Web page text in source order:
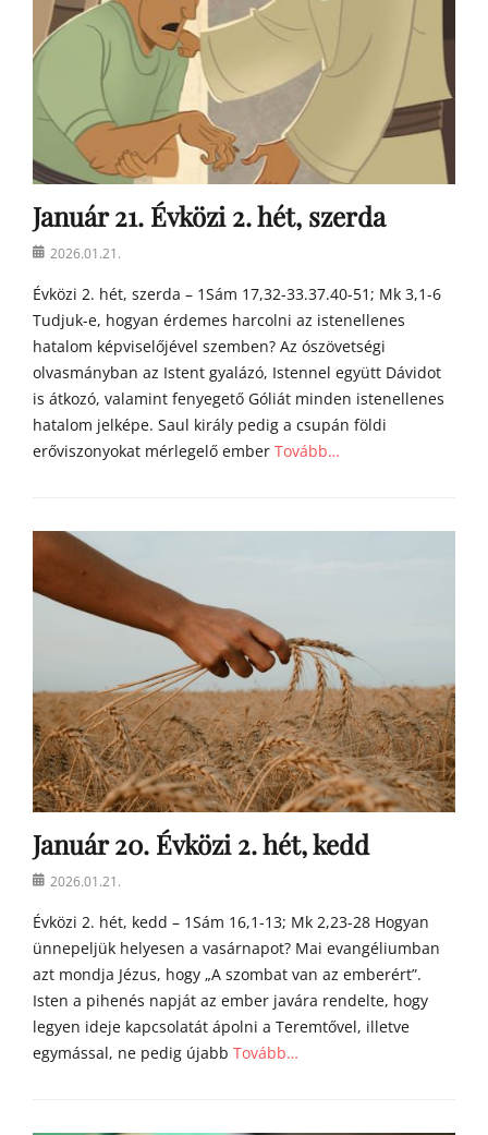
y
h
o
í
l
i
á
i
Január 21. Évközi 2. hét, szerda
Posted2026.01.21.
Évközi 2. hét, szerda – 1Sám 17,32-33.37.40-51; Mk 3,1-6
Tudjuk-e, hogyan érdemes harcolni az istenellenes
hatalom képviselőjével szemben? Az ószövetségi
olvasmányban az Istent gyalázó, Istennel együtt Dávidot
is átkozó, valamint fenyegető Góliát minden istenellenes
hatalom jelképe. Saul király pedig a csupán földi
erőviszonyokat mérlegelő ember Tovább…
s
t
y
a
h
o
m
í
l
i
á
i
Január 20. Évközi 2. hét, kedd
Posted2026.01.21.
Évközi 2. hét, kedd – 1Sám 16,1-13; Mk 2,23-28 Hogyan
ünnepeljük helyesen a vasárnapot? Mai evangéliumban
azt mondja Jézus, hogy „A szombat van az emberért”.
Isten a pihenés napját az ember javára rendelte, hogy
legyen ideje kapcsolatát ápolni a Teremtővel, illetve
egymással, ne pedig újabb Tovább…